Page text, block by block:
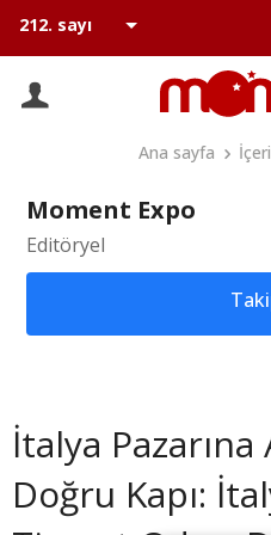
Ana sayfa
Moment Expo
Editöryel
İtalya Pazarına
Doğru Kapı: